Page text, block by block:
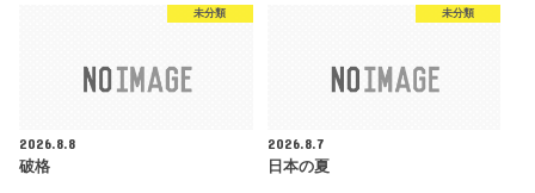
未分類
2026.8.8
破格
未分類
2026.8.7
日本の夏